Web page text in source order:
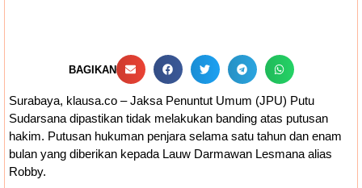
Khawatir Proyek Infrastruktur Terganggu
BAGIKAN
Surabaya, klausa.co – Jaksa Penuntut Umum (JPU) Putu
Sudarsana dipastikan tidak melakukan banding atas putusan
hakim. Putusan hukuman penjara selama satu tahun dan enam
bulan yang diberikan kepada Lauw Darmawan Lesmana alias
Robby.